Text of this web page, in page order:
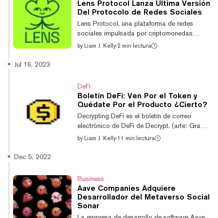
de venta significativa que se ha acumulado
gobierno alemán comenzó a vender más de
$3.500 millones en Bitcoin incautados como
resultad...
Lens Protocol Lanza Última Versión
Del Protocolo de Redes Sociales
Lens Protocol, una plataforma de redes
sociales impulsada por criptomonedas
construida por Aave Companies, está
on-chain, al igual que en Twitter, el
equivalente de Web2. Las cuentas
citar comentarios ni ejecutar funciones
únicas y específicas de criptomonedas
como mirror y collect. Collect...
by Liam J. Kelly·2 min lectura
Jul 16, 2023
DeFi
Boletín DeFi: Ven Por el Token y
Quédate Por el Producto ¿Cierto?
Decrypting DeFi es el boletín de correo
electrónico de DeFi de Decrypt. (arte: Grant
Kempster) Lanzar un token es una tarea
ballenas hambrientas a venir y cosechar tu
proyecto por sus incentivos, a menudo
acaparando la mayor parte de los tokens
que se reparten (antes de venderlos
by Liam J. Kelly·11 min lectura
Dec 5, 2022
Business
Aave Companies Adquiere
Desarrollador del Metaverso Social
Sonar